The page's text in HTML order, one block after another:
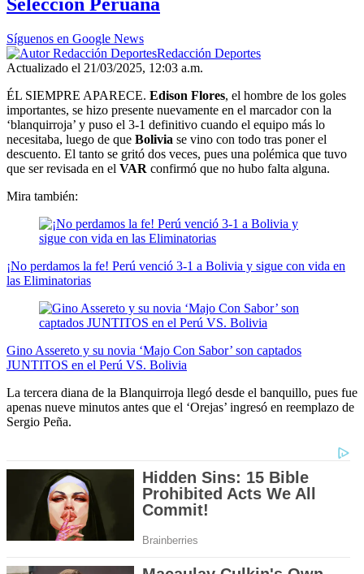
minute,
19
seconds
Selección Peruana
Síguenos en Google News
Redacción Deportes
Actualizado el 21/03/2025, 12:03 a.m.
ÉL SIEMPRE APARECE. Edison Flores, el hombre de los goles
importantes, se hizo presente nuevamente en el marcador con la
‘blanquirroja’ y puso el 3-1 definitivo cuando el equipo más lo
necesitaba, luego de que Bolivia se vino con todo tras poner el
descuento. El tanto se gritó dos veces, pues una polémica que tuvo
que ser revisada en el VAR confirmó que no hubo falta alguna.
Mira también:
¡No perdamos la fe! Perú venció 3-1 a Bolivia y sigue con vida en
las Eliminatorias
Gino Assereto y su novia ‘Majo Con Sabor’ son captados
JUNTITOS en el Perú VS. Bolivia
La tercera diana de la Blanquirroja llegó desde el banquillo, pues fue
apenas nueve minutos antes que el ‘Orejas’ ingresó en reemplazo de
Sergio Peña.